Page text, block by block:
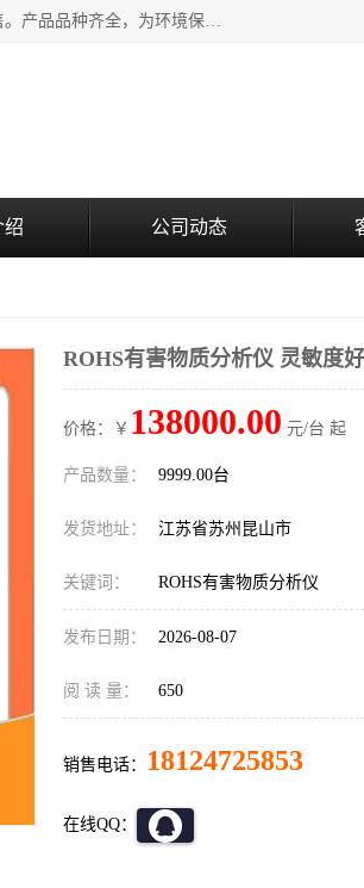
江苏天瑞仪器股份有限公司专业从事光谱、色谱、质谱等分析测试仪器及其软件的研发、生产和销售。产品品种齐全，为环境保护与安全、工业测试与分析及其它领域提供专业解决方案。 为客户提供更加先进的产品和更加满意的服务。
绍 公司动态
ROHS有害物质分析仪 灵敏度
价格：￥ 138000.00 元/台 起
产品数量： 9999.00台
发货地址： 江苏省苏州昆山市
关键词： ROHS有害物质分析仪
发布日期： 2026-08-07
阅 读 量： 650
销售电话： 18124725853
在线QQ：